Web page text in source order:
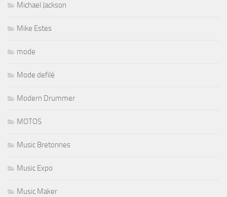
Michael Jackson
Mike Estes
mode
Mode defilé
Modern Drummer
MOTOS
Music Bretonnes
Music Expo
Music Maker